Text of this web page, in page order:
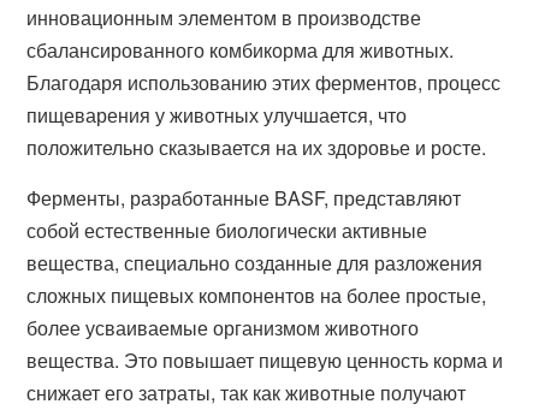
инновационным элементом в производстве
сбалансированного комбикорма для животных.
Благодаря использованию этих ферментов, процесс
пищеварения у животных улучшается, что
положительно сказывается на их здоровье и росте.
Ферменты, разработанные BASF, представляют
собой естественные биологически активные
вещества, специально созданные для разложения
сложных пищевых компонентов на более простые,
более усваиваемые организмом животного
вещества. Это повышает пищевую ценность корма и
снижает его затраты, так как животные получают